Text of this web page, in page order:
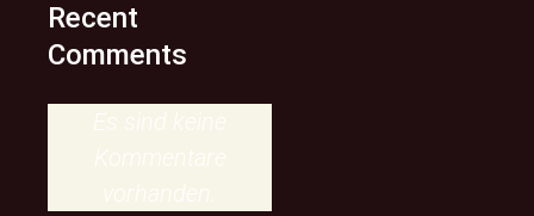
Recent
Comments
Es sind keine
Kommentare
vorhanden.